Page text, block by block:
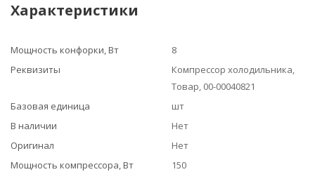
Характеристики
Мощность конфорки, Вт
8
Реквизиты
Компрессор холодильника,
Товар, 00-00040821
Базовая единица
шт
В наличии
Нет
Оригинал
Нет
Мощность компрессора, Вт
150